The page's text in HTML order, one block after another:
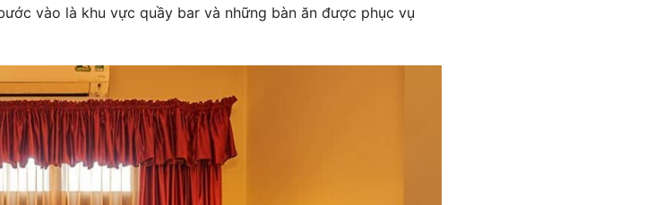
vào là khu vực quầy bar và những bàn ăn được phục vụ